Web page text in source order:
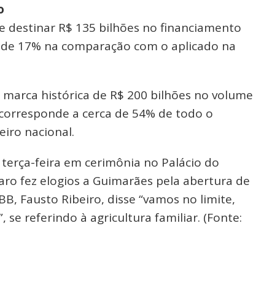
R$ 135 bilhões no financiamento
17% na comparação com o aplicado na
histórica de R$ 200 bilhões no volume
a cerca de 54% de todo o
nacional.
feira em cerimônia no Palácio do
fez elogios a Guimarães pela abertura de
Fausto Ribeiro, disse “vamos no limite,
se referindo à agricultura familiar. (Fonte: